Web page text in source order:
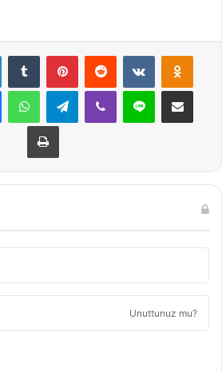
LinkedInTumblr PinterestReddit VKontakte
MessengerWhatsAppTelegramViber Line E-Posta ile
Yazdır
Unuttunuz mu?